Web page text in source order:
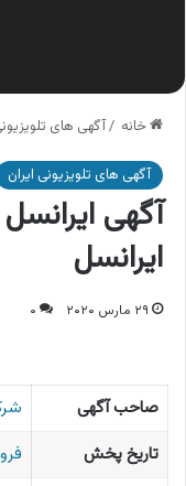
خانه /آگهی های
آگهی های تلویزیونی ایران
آگهی
ایرانسل
۲۹ مارس ۲۰۲۰ ۰
صاحب آگهی
تاریخ پخش